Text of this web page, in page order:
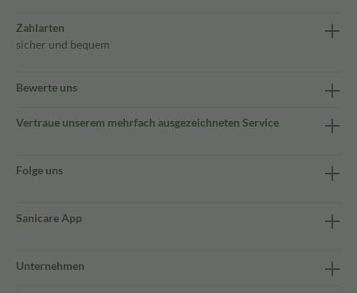
Zahlarten
sicher und bequem
Bewerte uns
Vertraue unserem mehrfach ausgezeichneten Service
Folge uns
Sanicare App
Unternehmen